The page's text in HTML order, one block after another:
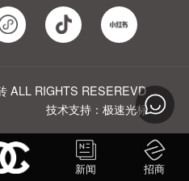
ALL RIGHTS RESEREVD
技术支持：极速光标
新闻 招商